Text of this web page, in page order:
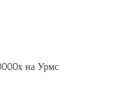
на Урмс